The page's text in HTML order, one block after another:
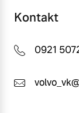
Kontakt
0921